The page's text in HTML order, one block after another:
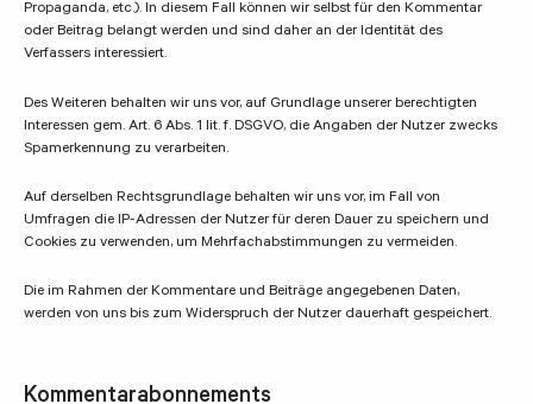
Propaganda, etc.). In diesem Fall können wir selbst für den Kommentar
oder Beitrag belangt werden und sind daher an der Identität des
Verfassers interessiert.
Des Weiteren behalten wir uns vor, auf Grundlage unserer berechtigten
Interessen gem. Art. 6 Abs. 1 lit. f. DSGVO, die Angaben der Nutzer zwecks
Spamerkennung zu verarbeiten.
Auf derselben Rechtsgrundlage behalten wir uns vor, im Fall von
Umfragen die IP-Adressen der Nutzer für deren Dauer zu speichern und
Cookies zu verwenden, um Mehrfachabstimmungen zu vermeiden.
Die im Rahmen der Kommentare und Beiträge angegebenen Daten,
werden von uns bis zum Widerspruch der Nutzer dauerhaft gespeichert.
Kommentarabonnements